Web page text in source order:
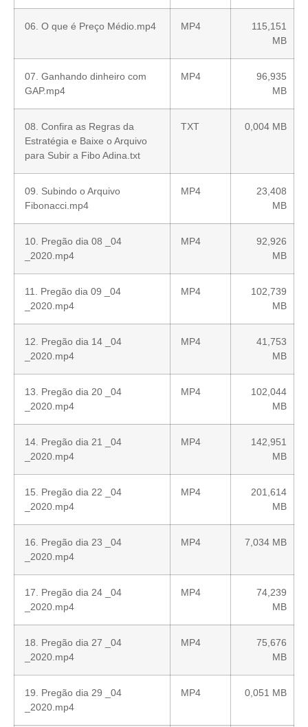
06. O que é Preço Médio.mp4 MP4
115,151
MB
07. Ganhando dinheiro com
GAP.mp4
MP4
96,935
MB
08. Confira as Regras da
Estratégia e Baixe o Arquivo
para Subir a Fibo Adina.txt
TXT 0,004 MB
09. Subindo o Arquivo
Fibonacci.mp4
MP4
23,408
MB
10. Pregão dia 08 _04
_2020.mp4
MP4
92,926
MB
11. Pregão dia 09 _04
_2020.mp4
MP4
102,739
MB
12. Pregão dia 14 _04
_2020.mp4
MP4
41,753
MB
13. Pregão dia 20 _04
_2020.mp4
MP4
102,044
MB
14. Pregão dia 21 _04
_2020.mp4
MP4
142,951
MB
15. Pregão dia 22 _04
_2020.mp4
MP4
201,614
MB
16. Pregão dia 23 _04
_2020.mp4
MP4 7,034 MB
17. Pregão dia 24 _04
_2020.mp4
MP4
74,239
MB
18. Pregão dia 27 _04
_2020.mp4
MP4
75,676
MB
19. Pregão dia 29 _04
_2020.mp4
MP4 0,051 MB